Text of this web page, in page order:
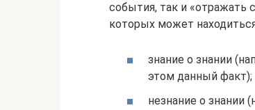
события, так и «отражать
которых может
знание о знании
этом данный факт);
незнание о знании